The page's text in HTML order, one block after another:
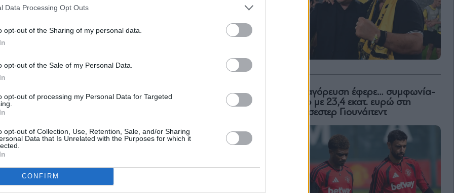
Data Processing Opt Outs
opt-out of the Sharing of my personal data.
opt-out of the Sale of my Personal Data.
opt-out of processing my Personal Data for Targeted
opt-out of Collection, Use, Retention, Sale, and/or Sharing
Data that Is Unrelated with the Purposes for which it
CONFIRM
«Η
Πολιτική
μετά την δίωξη της Ευρωπαϊκής
Η απαγόρευση έφερε… συμφωνία-
ρεκόρ με 23,4 εκατ. ευρώ στη
Μάντσεστερ Γιουνάιτεντ